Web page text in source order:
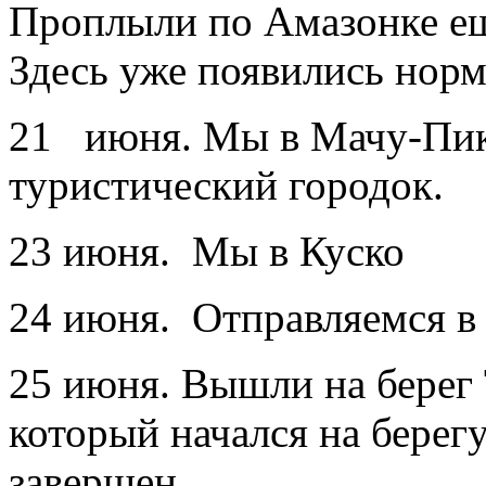
Проплыли по Амазонке
Здесь уже появились
21 июня. Мы в Мачу-
туристический городок.
23 июня. Мы в Куско
24 июня. Отправляемся
25 июня. Вышли на берег
который начался на